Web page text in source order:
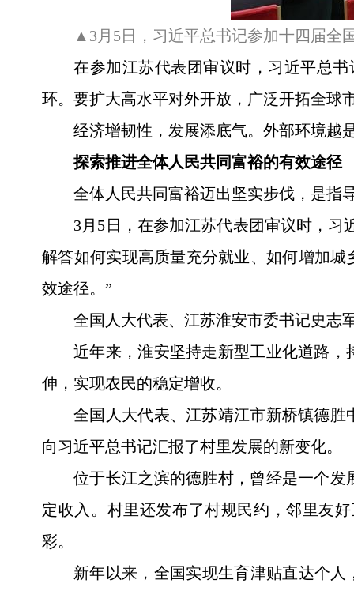
▲3月5日，习近平总书记参加十四届全
在参加江苏代表团审议时，习近平总
环。要扩大高水平对外开放，广泛开拓全球
经济增韧性，发展添底气。外部环境越
探索推进全体人民共同富裕的有效途径
全体人民共同富裕迈出坚实步伐，是指
3月5日，在参加江苏代表团审议时，
解答如何实现高质量充分就业、如何增加
效途径。”
全国人大代表、江苏淮安市委书记史志
近年来，淮安坚持走新型工业化道路
伸，实现农民的稳定增收。
全国人大代表、江苏靖江市新桥镇德
向习近平总书记汇报了村里发展的新变化。
位于长江之滨的德胜村，曾经是一个
定收入。村里还发布了村规民约，邻里友
彩。
新年以来，全国实现生育津贴直达个